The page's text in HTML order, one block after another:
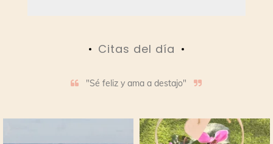
Citas del día
"Sé feliz y ama a destajo"